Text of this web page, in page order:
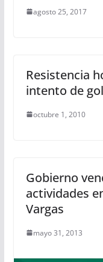
agosto 25, 2017
Resistencia
intento de
octubre 1, 2010
Gobierno
actividades
Vargas
mayo 31, 2013